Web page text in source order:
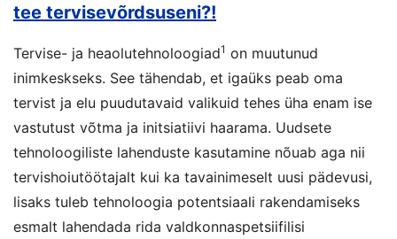
tee tervisevõrdsuseni?!
Tervise- ja heaolutehnoloogiad1 on muutunud
inimkeskseks. See tähendab, et igaüks peab oma
tervist ja elu puudutavaid valikuid tehes üha enam ise
vastutust võtma ja initsiatiivi haarama. Uudsete
tehnoloogiliste lahenduste kasutamine nõuab aga nii
tervishoiutöötajalt kui ka tavainimeselt uusi pädevusi,
lisaks tuleb tehnoloogia potentsiaali rakendamiseks
esmalt lahendada rida valdkonnaspetsiifilisi